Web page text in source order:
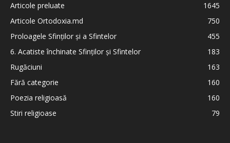
Articole preluate
1645
Articole Ortodoxia.md
750
Proloagele Sfinților și a Sfintelor
455
6. Acatiste închinate Sfinților și Sfintelor
183
Rugăciuni
163
Fără categorie
160
Poezia religioasă
160
Stiri religioase
79